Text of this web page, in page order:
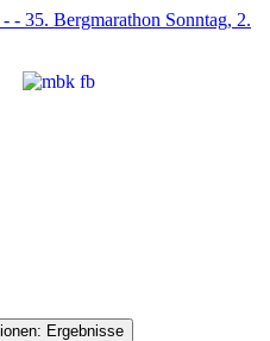
- 35. Bergmarathon Sonntag, 2.
Ergebnisse